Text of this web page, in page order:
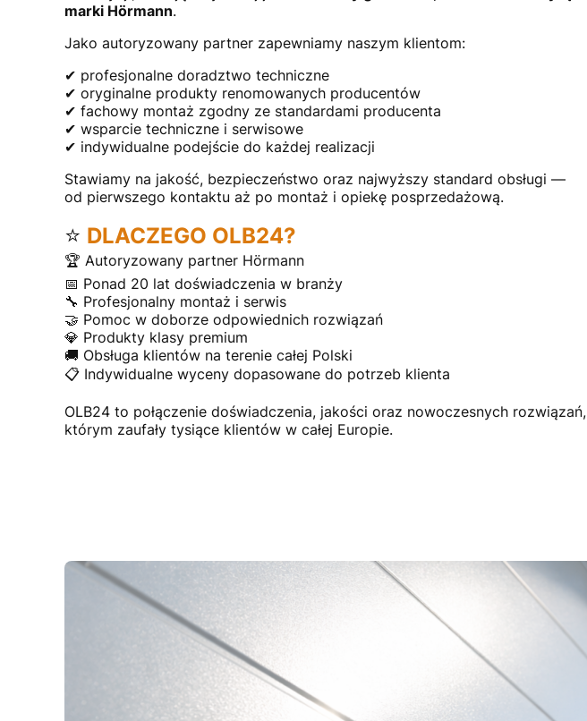
marki Hörmann.
Jako autoryzowany partner zapewniamy naszym klientom:
✔ profesjonalne doradztwo techniczne
✔ oryginalne produkty renomowanych producentów
✔ fachowy montaż zgodny ze standardami producenta
✔ wsparcie techniczne i serwisowe
✔ indywidualne podejście do każdej realizacji
Stawiamy na jakość, bezpieczeństwo oraz najwyższy standard obsługi —
od pierwszego kontaktu aż po montaż i opiekę posprzedażową.
⭐ DLACZEGO OLB24?
🏆 Autoryzowany partner Hörmann
📅 Ponad 20 lat doświadczenia w branży
🔧 Profesjonalny montaż i serwis
🤝 Pomoc w doborze odpowiednich rozwiązań
💎 Produkty klasy premium
🚚 Obsługa klientów na terenie całej Polski
📋 Indywidualne wyceny dopasowane do potrzeb klienta
OLB24 to połączenie doświadczenia, jakości oraz nowoczesnych rozwiązań,
którym zaufały tysiące klientów w całej Europie.